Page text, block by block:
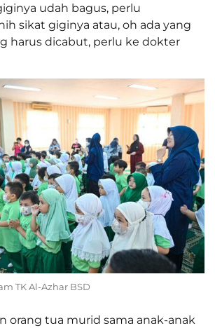
udah bagus, perlu
sikat giginya atau, oh ada yang
harus dicabut, perlu ke dokter
TK Al-Azhar BSD
orang tua murid sama anak-anak